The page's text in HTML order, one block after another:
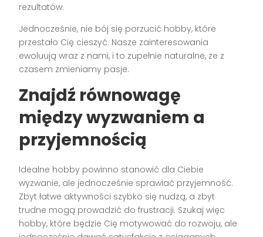
rezultatów.
Jednocześnie, nie bój się porzucić hobby, które
przestało Cię cieszyć. Nasze zainteresowania
ewoluują wraz z nami, i to zupełnie naturalne, że z
czasem zmieniamy pasje.
Znajdź równowagę
między wyzwaniem a
przyjemnością
Idealne hobby powinno stanowić dla Ciebie
wyzwanie, ale jednocześnie sprawiać przyjemność.
Zbyt łatwe aktywności szybko się nudzą, a zbyt
trudne mogą prowadzić do frustracji. Szukaj więc
hobby, które będzie Cię motywować do rozwoju, ale